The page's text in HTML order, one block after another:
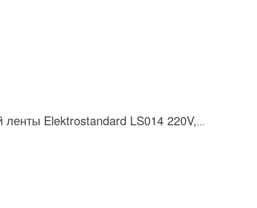
Сетевой шнур для светодиодной ленты Elektrostandard LS014 220V, LS015 220V SSH-10 4690389170980